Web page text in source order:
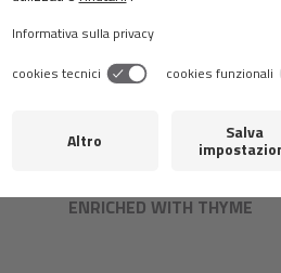
BRIT CARE CRUNCHY CRACKER.
ENRICHED WITH THYME